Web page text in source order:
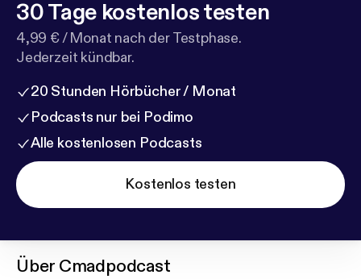
30 Tage kostenlos testen
4,99 € / Monat nach der Testphase.
Jederzeit kündbar.
20 Stunden Hörbücher / Monat
Podcasts nur bei Podimo
Alle kostenlosen Podcasts
Kostenlos testen
Über Cmadpodcast